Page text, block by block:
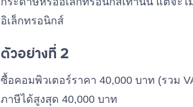
อิเล็กทรอนิกส์
ตัวอย่างที่ 2
ซื้อคอมพิวเตอร์ราคา 40,000 บาท (รวม
ภาษีได้สูงสุด 40,000 บาท